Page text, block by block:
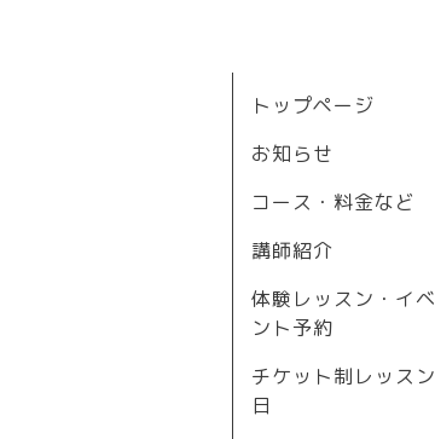
トップページ
お知らせ
コース・料金など
講師紹介
体験レッスン・イベ
ント予約
チケット制レッスン
日